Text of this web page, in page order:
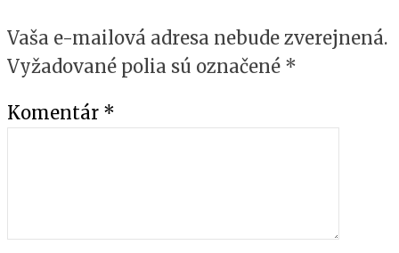
Vaša e-mailová adresa nebude zverejnená.
Vyžadované polia sú označené *
Komentár *